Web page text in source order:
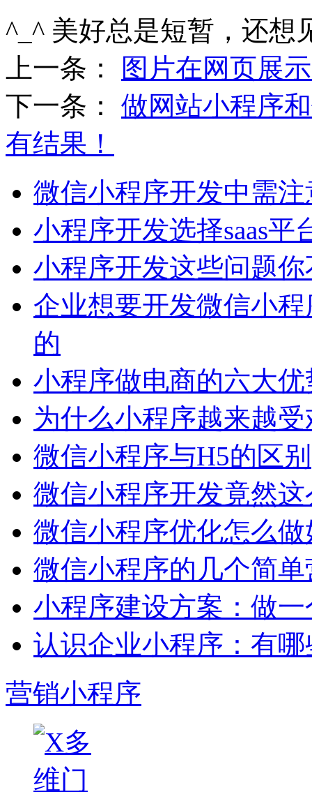
^_^ 美好总是短暂，还想
上一条：
图片在网页展
下一条： 做网站小程序
有结果！
微信小程序开发中需
小程序开发选择saas平
小程序开发这些问题
企业想要开发微信小
的
小程序做电商的六大
为什么小程序越来越
微信小程序与H5的区别
微信小程序开发竟然这
微信小程序优化怎么做
微信小程序的几个简
小程序建设方案：做
认识企业小程序：有
营销小程序